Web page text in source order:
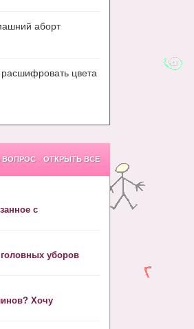
аборт
цвета
ОТКРЫТЬ ВСЕ
ВОПРОС
с
головных уборов
Хочу